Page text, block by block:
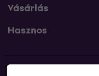
Vásárlás
Hasznos